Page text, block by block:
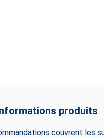
produits
couvrent les